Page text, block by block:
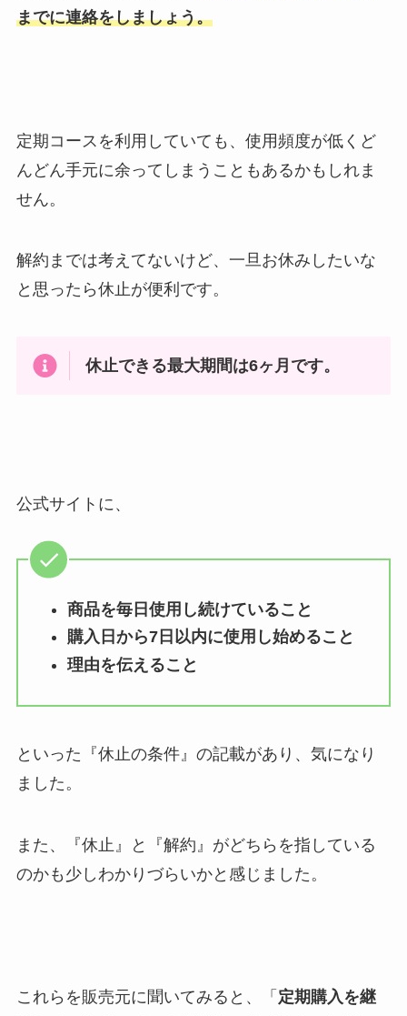
までに連絡をしましょう。
定期コースを利用していても、使用頻度が低くど
んどん手元に余ってしまうこともあるかもしれま
せん。
解約までは考えてないけど、一旦お休みしたいな
と思ったら休止が便利です。
休止できる最大期間は6ヶ月です。
公式サイトに、
商品を毎日使用し続けていること
購入日から7日以内に使用し始めること
理由を伝えること
といった『休止の条件』の記載があり、気になり
ました。
また、『休止』と『解約』がどちらを指している
のかも少しわかりづらいかと感じました。
これらを販売元に聞いてみると、「 定期購入を継